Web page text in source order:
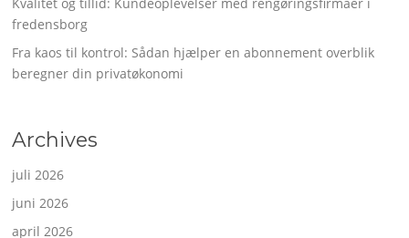
Kvalitet og tillid: Kundeoplevelser med rengøringsfirmaer i
fredensborg
Fra kaos til kontrol: Sådan hjælper en abonnement overblik
beregner din privatøkonomi
Archives
juli 2026
juni 2026
april 2026